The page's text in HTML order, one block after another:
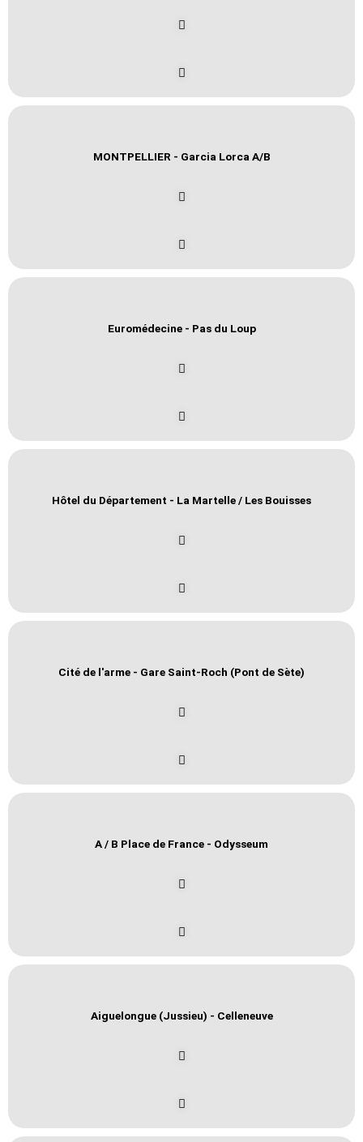
MONTPELLIER - Garcia Lorca A/B
Euromédecine - Pas du Loup
Hôtel du Département - La Martelle / Les Bouisses
Cité de l'arme - Gare Saint-Roch (Pont de Sète)
A / B Place de France - Odysseum
Aiguelongue (Jussieu) - Celleneuve